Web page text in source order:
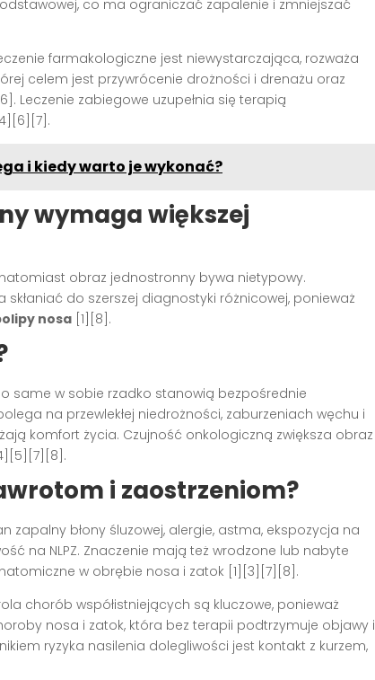
co ma ograniczać zapalenie i zmniejszać
farmakologiczne jest niewystarczająca, rozważa
celem jest przywrócenie drożności i drenażu oraz
Leczenie zabiegowe uzupełnia się terapią
i kiedy warto je wykonać?
wymaga większej
obraz jednostronny bywa nietypowy.
do szerszej diagnostyki różnicowej, ponieważ
nosa [1][8].
same w sobie rzadko stanowią bezpośrednie
na przewlekłej niedrożności, zaburzeniach węchu i
komfort życia. Czujność onkologiczną zwiększa obraz
i zaostrzeniom?
zapalny błony śluzowej, alergie, astma, ekspozycja na
na NLPZ. Znaczenie mają też wrodzone lub nabyte
w obrębie nosa i zatok [1][3][7][8].
chorób współistniejących są kluczowe, ponieważ
nosa i zatok, która bez terapii podtrzymuje objawy i
ryzyka nasilenia dolegliwości jest kontakt z kurzem,